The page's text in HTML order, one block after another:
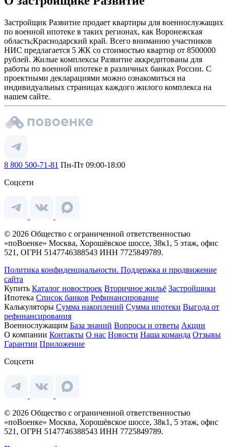
Застройщик Развитие продает квартиры для военнослужащих
по военной ипотеке в таких регионах, как Воронежская
область;Краснодарский край. Всего вниманию участников
НИС предлагается 5 ЖК со стоимостью квартир от 8500000
рублей. Жилые комплексы Развитие аккредитованы для
работы по военной ипотеке в различных банках России. С
проектными декларациями можно ознакомиться на
индивидуальных страницах каждого жилого комплекса на
нашем сайте.
8 800 500-71-81 Пн-Пт 09:00-18:00
Соцсети
© 2026 Общество с ограниченной ответственностью
«поВоенке» Москва, Хорошёвское шоссе, 38к1, 5 этаж, офис
521, ОГРН 5147746388543 ИНН 7725849789.
Политика конфиденциальности. Поддержка и продвижение
сайта
Купить Каталог новостроек Вторичное жильё Застройщики
Ипотека Список банков Рефинансирование
Калькуляторы Сумма накоплений Сумма ипотеки Выгода от
рефинансирования
Военнослужащим База знаний Вопросы и ответы Акции
О компании Контакты О нас Новости Наша команда Отзывы
Гарантии Приложение
Соцсети
© 2026 Общество с ограниченной ответственностью
«поВоенке» Москва, Хорошёвское шоссе, 38к1, 5 этаж, офис
521, ОГРН 5147746388543 ИНН 7725849789.